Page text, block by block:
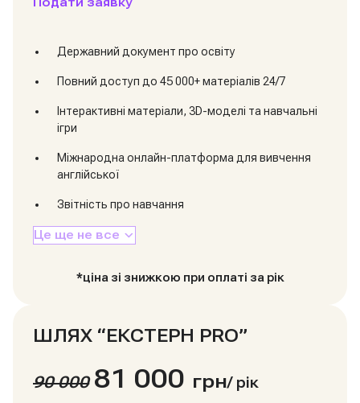
Державний документ про освіту
Повний доступ до 45 000+ матеріалів 24/7
Інтерактивні матеріали, 3D-моделі та навчальні
ігри
Міжнародна онлайн-платформа для вивчення
англійської
Звітність про навчання
Це ще не все
*ціна зі знижкою при оплаті за рік
ШЛЯХ “ЕКСТЕРН PRO”
90 000 81 000 грн/ рік